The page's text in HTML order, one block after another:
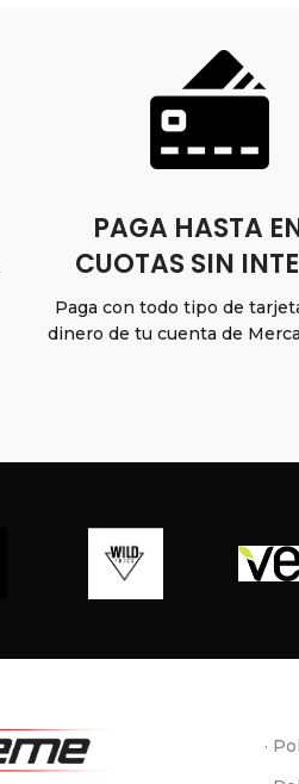
PAGA HASTA
CUOTAS SIN
Paga con todo tipo de
dinero de tu cuenta de
·